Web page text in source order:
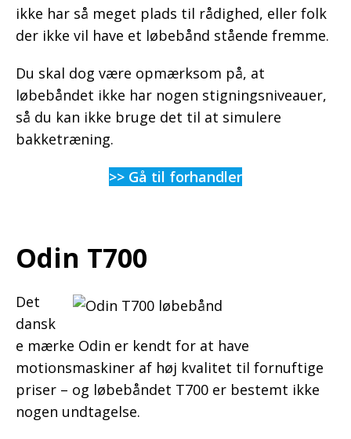
ikke har så meget plads til rådighed, eller folk
der ikke vil have et løbebånd stående fremme.
Du skal dog være opmærksom på, at
løbebåndet ikke har nogen stigningsniveauer,
så du kan ikke bruge det til at simulere
bakketræning.
>> Gå til forhandler
Odin T700
Det
dansk
e mærke Odin er kendt for at have
motionsmaskiner af høj kvalitet til fornuftige
priser – og løbebåndet T700 er bestemt ikke
nogen undtagelse.